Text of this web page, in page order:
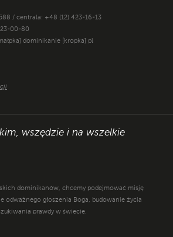
/ centrala: +48 (12) 423-16-13
00-80
dominikanie [kropka] pl
wszędzie i na wszelkie
dominikanów, chcemy podejmować misję
odważnego głoszenia Boga, budowanie życia
prawdy w świecie.